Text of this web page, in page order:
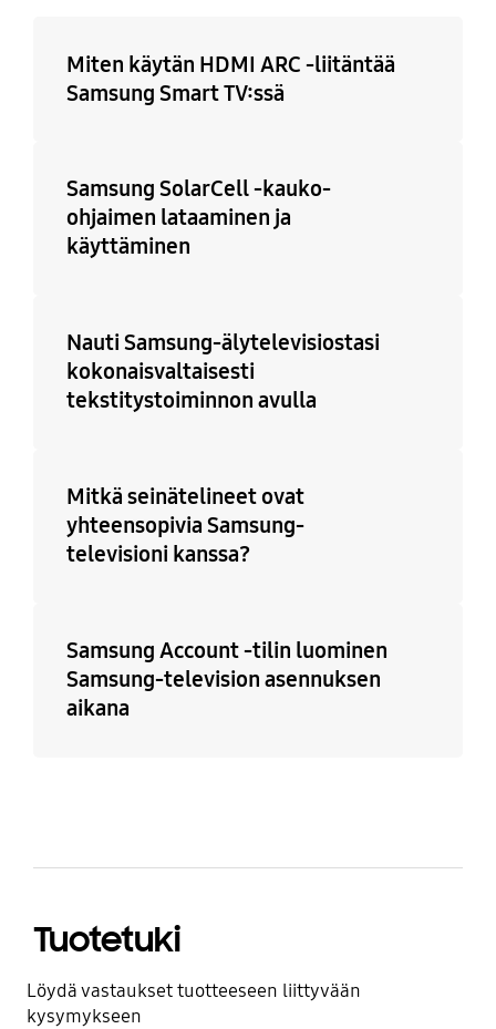
Miten käytän HDMI ARC -liitäntää
Samsung Smart TV:ssä
Samsung SolarCell -kauko-
ohjaimen lataaminen ja
käyttäminen
Nauti Samsung-älytelevisiostasi
kokonaisvaltaisesti
tekstitystoiminnon avulla
Mitkä seinätelineet ovat
yhteensopivia Samsung-
televisioni kanssa?
Samsung Account -tilin luominen
Samsung-television asennuksen
aikana
Tuotetuki
Löydä vastaukset tuotteeseen liittyvään
kysymykseen